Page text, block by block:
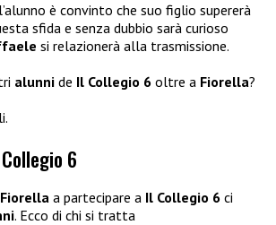
è convinto che suo figlio supererà
sfida e senza dubbio sarà curioso
si relazionerà alla trasmissione.
alunni de Il Collegio 6 oltre a Fiorella?
6
a partecipare a Il Collegio 6 ci
. Ecco di chi si tratta